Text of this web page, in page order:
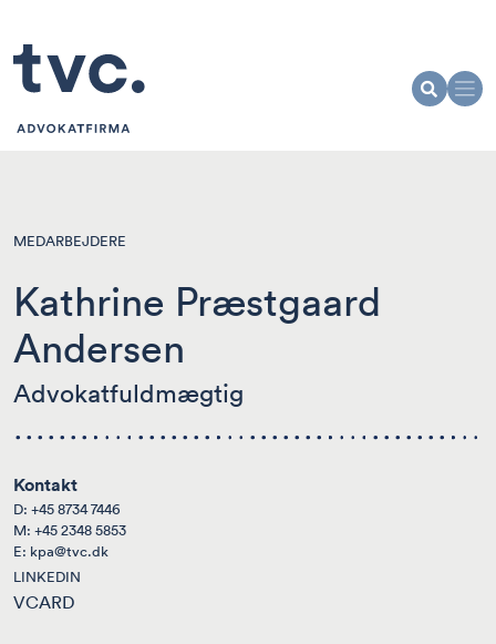
MEDARBEJDERE
Kathrine Præstgaard
Andersen
Advokatfuldmægtig
Kontakt
D: +45 8734 7446
M: +45 2348 5853
E: kpa@tvc.dk
LINKEDIN
VCARD